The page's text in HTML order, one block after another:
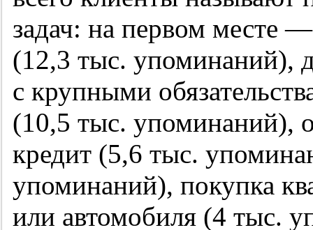
задач: на первом месте
(12,3 тыс. упоминаний),
с крупными
(10,5 тыс. упоминаний),
кредит (5,6 тыс.
упоминаний), покупка
или автомобиля (4 тыс.